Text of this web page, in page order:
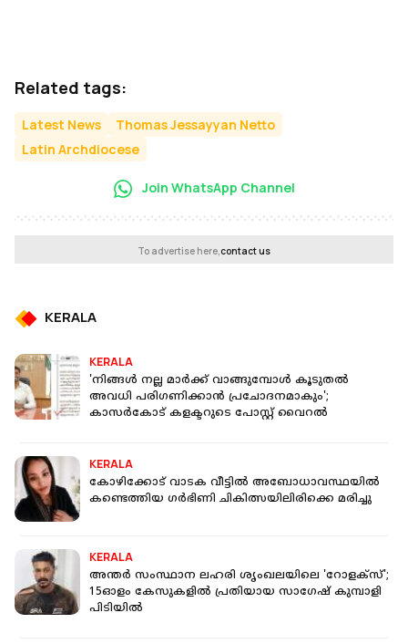
Related tags:
Latest News
Thomas Jessayyan Netto
Latin Archdiocese
Join WhatsApp Channel
To advertise here,contact us
KERALA
KERALA
'നിങ്ങൾ നല്ല മാർക്ക് വാങ്ങുമ്പോൾ കൂടുതൽ
അവധി പരിഗണിക്കാൻ പ്രചോദനമാകും';
കാസർകോട് കളക്ടറുടെ പോസ്റ്റ് വൈറല്‍
KERALA
കോഴിക്കോട് വാടക വീട്ടില്‍ അബോധാവസ്ഥയില്‍
കണ്ടെത്തിയ ഗര്‍ഭിണി ചികിത്സയിലിരിക്കെ മരിച്ചു
KERALA
അന്തര്‍ സംസ്ഥാന ലഹരി ശൃംഖലയിലെ 'റോളക്‌സ്';
15ഓളം കേസുകളില്‍ പ്രതിയായ സാഗേഷ് കുമ്പാളി
പിടിയില്‍